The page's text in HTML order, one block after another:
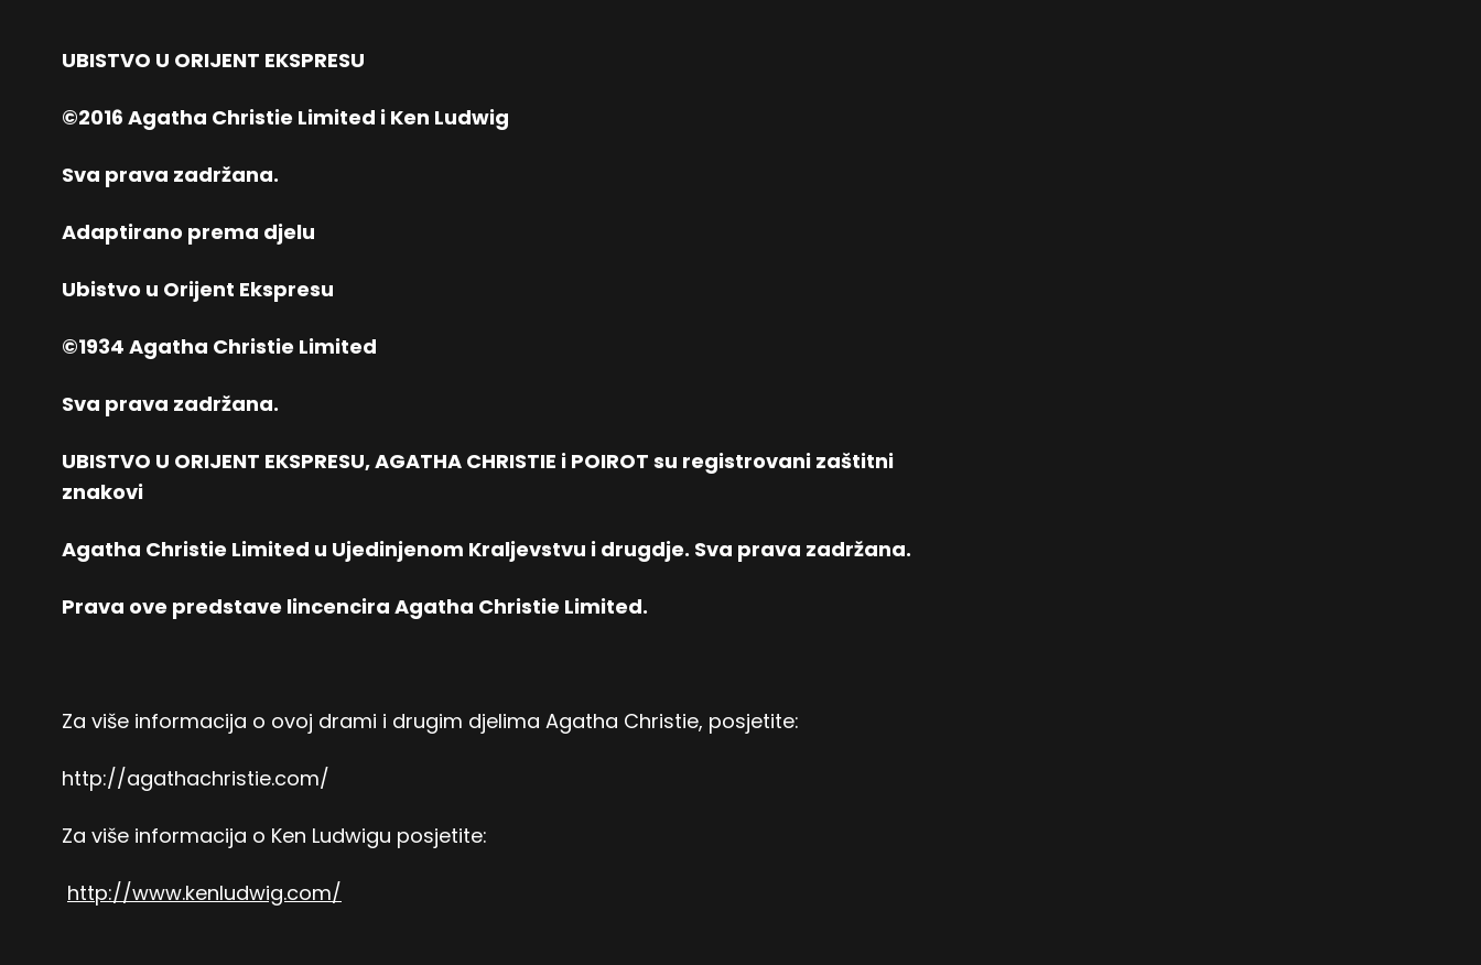
UBISTVO U ORIJENT EKSPRESU
©2016 Agatha Christie Limited i Ken Ludwig
Sva prava zadržana.
Adaptirano prema djelu
Ubistvo u Orijent Ekspresu
©1934 Agatha Christie Limited
Sva prava zadržana.
UBISTVO U ORIJENT EKSPRESU, AGATHA CHRISTIE i POIROT su registrovani zaštitni
znakovi
Agatha Christie Limited u Ujedinjenom Kraljevstvu i drugdje. Sva prava zadržana.
Prava ove predstave lincencira Agatha Christie Limited.
Za više informacija o ovoj drami i drugim djelima Agatha Christie, posjetite:
http://agathachristie.com/
Za više informacija o Ken Ludwigu posjetite:
http://www.kenludwig.com/